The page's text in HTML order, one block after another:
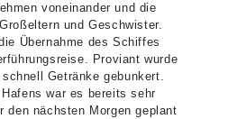
voneinander und die
und Geschwister.
Übernahme des Schiffes
Proviant wurde
Getränke gebunkert.
war es bereits sehr
den nächsten Morgen geplant